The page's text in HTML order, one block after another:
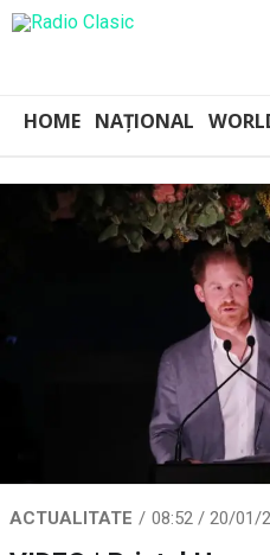
HOME NAȚIONAL
ACTUALITATE 08:52 / 20/01/